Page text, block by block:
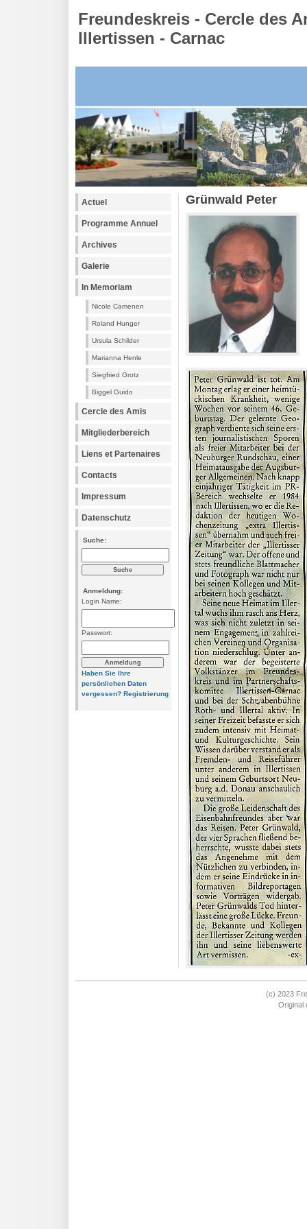
Freundeskreis - Cercle des
Illertissen - Carnac
Actuel
Programme Annuel
Archives
Galerie
In Memoriam
Nicole Camenen
Roland Hunger
Ursula Schilder
Marianna Henle
Siegfried Grotz
Biggel Guido
Cercle des Amis
Mitgliederbereich
Liens et Partenaires
Contacts
Impressum
Datenschutz
Suche:
Anmeldung:
Login Name:
Passwort:
Haben Sie Ihre
persönlichen Daten
vergessen? Registrierung
Grünwald Peter
(c) 2023
Original